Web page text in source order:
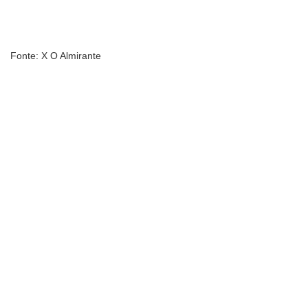
Fonte: X O Almirante